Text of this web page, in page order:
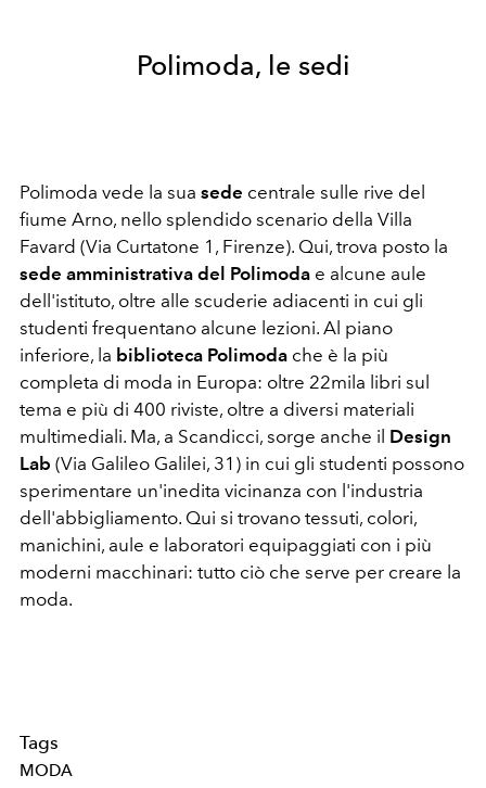
Polimoda, le sedi
Polimoda vede la sua sede centrale sulle rive del
fiume Arno, nello splendido scenario della Villa
Favard (Via Curtatone 1, Firenze). Qui, trova posto la
sede amministrativa del Polimoda e alcune aule
dell'istituto, oltre alle scuderie adiacenti in cui gli
studenti frequentano alcune lezioni. Al piano
inferiore, la biblioteca Polimoda che è la più
completa di moda in Europa: oltre 22mila libri sul
tema e più di 400 riviste, oltre a diversi materiali
multimediali. Ma, a Scandicci, sorge anche il Design
Lab (Via Galileo Galilei, 31) in cui gli studenti possono
sperimentare un'inedita vicinanza con l'industria
dell'abbigliamento. Qui si trovano tessuti, colori,
manichini, aule e laboratori equipaggiati con i più
moderni macchinari: tutto ciò che serve per creare la
moda.
Tags
MODA